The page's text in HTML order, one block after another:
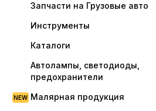
Запчасти на Грузовые авто
Инструменты
Каталоги
Автолампы, светодиоды,
предохранители
Малярная продукция